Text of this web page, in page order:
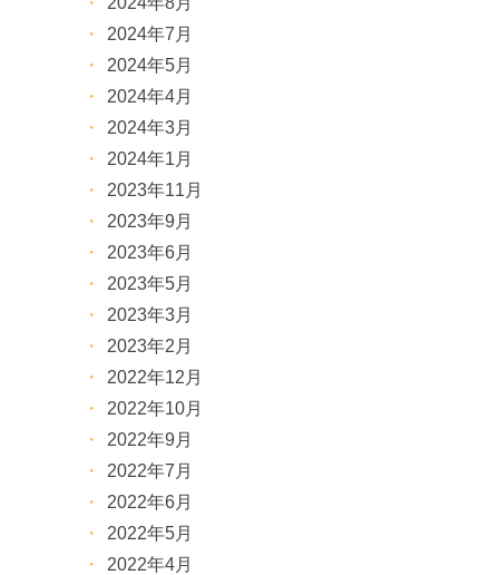
2024年7月
2024年5月
2024年4月
2024年3月
2024年1月
2023年11月
2023年9月
2023年6月
2023年5月
2023年3月
2023年2月
2022年12月
2022年10月
2022年9月
2022年7月
2022年6月
2022年5月
2022年4月